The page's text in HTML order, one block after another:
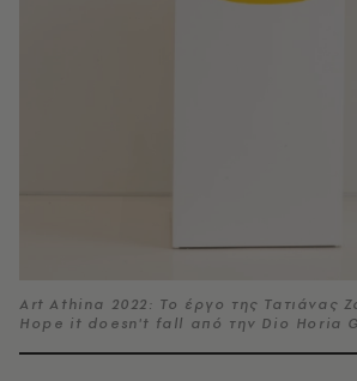
Art Athina 2022: Το έργο της Τατιάνας
Hope it doesn't fall από την Dio Horia